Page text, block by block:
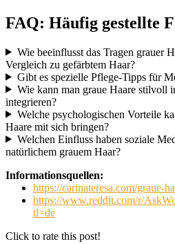
FAQ: Häufig gestellte
Wie beeinflusst das Tragen grauer
Vergleich zu gefärbtem Haar?
Gibt es spezielle Pflege-Tipps für
Wie kann man graue Haare stilvoll
integrieren?
Welche psychologischen Vorteile
Haare mit sich bringen?
Welchen Einfluss haben soziale
natürlichem grauem Haar?
Informationsquellen:
https://carinateresa.com/graue-
https://www.reddit.com/r/
tl=de
Click to rate this post!